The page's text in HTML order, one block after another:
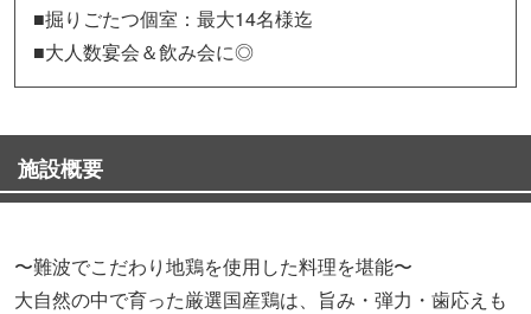
■掘りごたつ個室：最大14名様迄
■大人数宴会＆飲み会に◎
施設概要
〜難波でこだわり地鶏を使用した料理を堪能〜
大自然の中で育った厳選国産鶏は、旨み・弾力・歯応えも